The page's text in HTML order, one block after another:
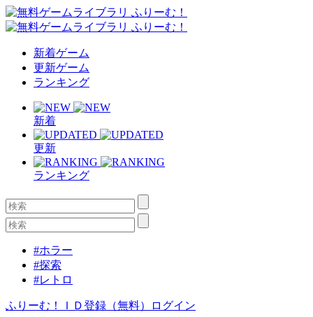
新着ゲーム
更新ゲーム
ランキング
新着
更新
ランキング
#ホラー
#探索
#レトロ
ふりーむ！ＩＤ登録（無料） ログイン